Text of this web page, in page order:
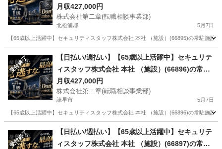
施設警備の正社員 - 佐世保駅 長崎県佐世保市(佐世
保)常駐施設警備
月収427,000円
株式会社第二章(転職相談事業部)
北松浦郡 5月7日
【65歳以上活躍中】セキュリティスタッフ株式会社 本社 （施設）(66895)の常駐施
警備員 業務
受付終了
【日払い/週払い】【65歳以上活躍中】セキュリテ
ィスタッフ株式会社 本社 （施設）(66896)の常駐
施設警備の正社員 - 諫早駅 長崎県諫早市(諫早)常
駐施設警備
月収427,000円
株式会社第二章(転職相談事業部)
諫早市 5月7日
【65歳以上活躍中】セキュリティスタッフ株式会社 本社 （施設）(66896)の常駐施
警備員 業務
受付終了
【日払い/週払い】【65歳以上活躍中】セキュリテ
ィスタッフ株式会社 本社 （施設）(66897)の常駐